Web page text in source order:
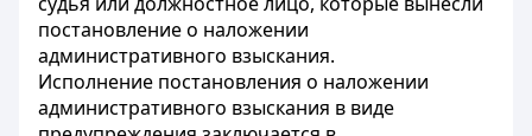
постановление о наложении
административного взыскания.
Исполнение постановления о наложении
административного взыскания в виде